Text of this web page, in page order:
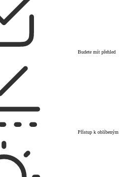
Budete mít přehled
Přístup k oblíbeným